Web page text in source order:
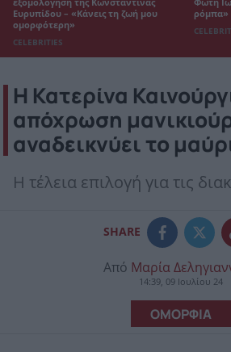
εξομολόγηση της Κωνσταντίνας
Ευρυπίδου – «Κάνεις τη ζωή μου
ομορφότερη»
CELEBRITIES
Φώτη
ρόμπα»
Η Κατερίνα
απόχρωση
αναδεικνύει το
Η τέλεια επιλογή για τις
SHARE
Από Μαρία
14:39, 09 Ιουλίου 24
ΟΜΟΡΦΙΑ